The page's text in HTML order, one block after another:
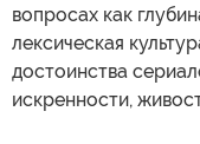
вопросах как
лексическая
достоинства
искренности,